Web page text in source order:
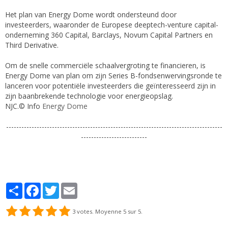
Het plan van Energy Dome wordt ondersteund door
investeerders, waaronder de Europese deeptech-venture capital-
onderneming 360 Capital, Barclays, Novum Capital Partners en
Third Derivative.
Om de snelle commerciële schaalvergroting te financieren, is
Energy Dome van plan om zijn Series B-fondsenwervingsronde te
lanceren voor potentiële investeerders die geïnteresseerd zijn in
zijn baanbrekende technologie voor energieopslag.
NJC.© Info Energy Dome
-------------------------------------------------------------------------------------
--------------------------
PartagerFacebook
Twitter
3 votes. Moyenne 5 sur 5.